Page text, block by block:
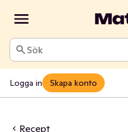
Sök
Logga in Skapa konto
Recept